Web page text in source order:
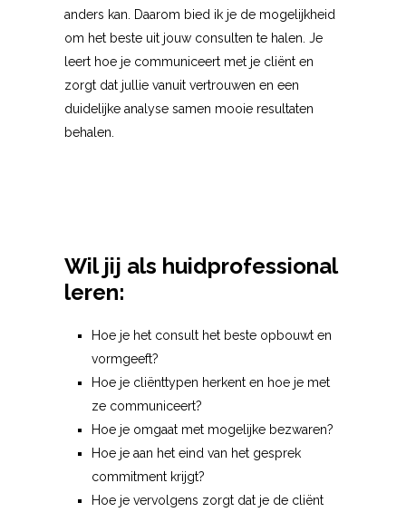
anders kan. Daarom bied ik je de mogelijkheid
om het beste uit jouw consulten te halen. Je
leert hoe je communiceert met je cliënt en
zorgt dat jullie vanuit vertrouwen en een
duidelijke analyse samen mooie resultaten
behalen.
Wil jij als huidprofessional
leren:
Hoe je het consult het beste opbouwt en
vormgeeft?
Hoe je cliënttypen herkent en hoe je met
ze communiceert?
Hoe je omgaat met mogelijke bezwaren?
Hoe je aan het eind van het gesprek
commitment krijgt?
Hoe je vervolgens zorgt dat je de cliënt